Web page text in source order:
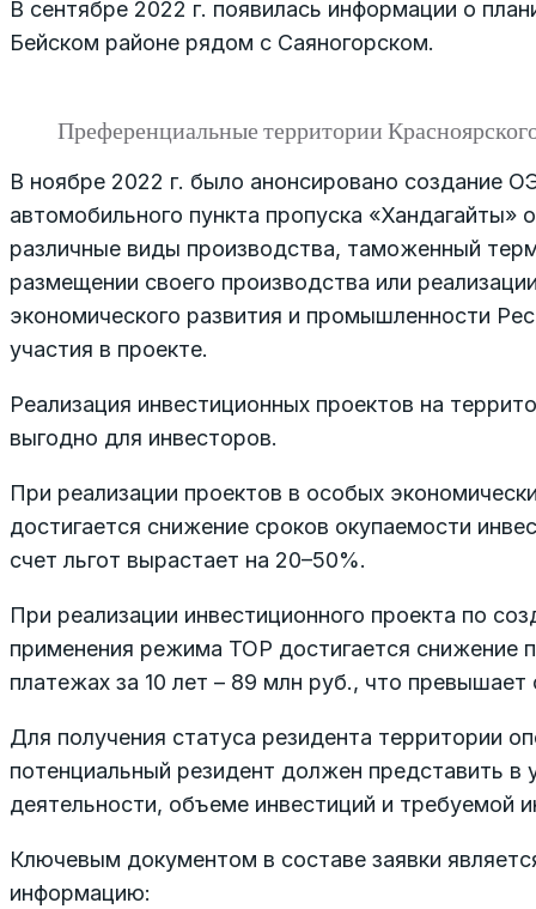
В сентябре 2022 г. появилась информации о
Бейском районе рядом с Саяногорском.
Преференциальные территории
В ноябре 2022 г. было анонсировано создание
автомобильного пункта пропуска
различные виды производства, таможенный
размещении своего производства или
экономического развития и промышленности
участия в проекте.
Реализация инвестиционных проектов на
выгодно для инвесторов.
При реализации проектов в особых
достигается снижение сроков окупаемости
счет льгот вырастает на 20–50%.
При реализации инвестиционного проекта по
применения режима ТОР достигается снижение
платежах за 10 лет – 89 млн руб., что
Для получения статуса резидента территории
потенциальный резидент должен представить
деятельности, объеме инвестиций и требуемой
Ключевым документом в составе заявки
информацию: